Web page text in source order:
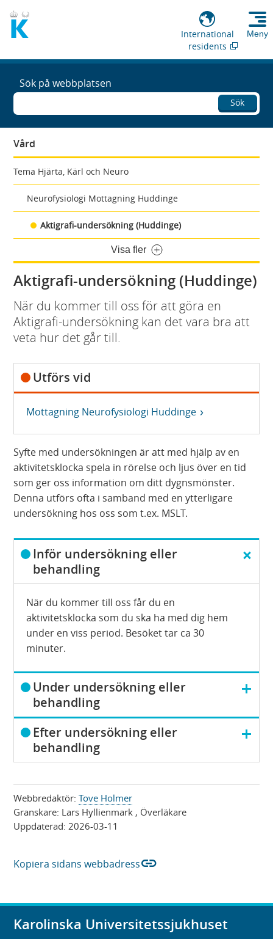
International
residents
Meny
Sök på webbplatsen
Sök
Vård
Tema Hjärta, Kärl och Neuro
Neurofysiologi Mottagning Huddinge
Aktigrafi-undersökning (Huddinge)
Visa fler
Aktigrafi-undersökning (Huddinge)
När du kommer till oss för att göra en
Aktigrafi-undersökning kan det vara bra att
veta hur det går till.
Utförs vid
Mottagning Neurofysiologi Huddinge
Syfte med undersökningen är att med hjälp av en
aktivitetsklocka spela in rörelse och ljus över en tid
som ger oss information om ditt dygnsmönster.
Denna utförs ofta i samband med en ytterligare
undersökning hos oss som t.ex. MSLT.
D
ö
l
j
Inför undersökning eller
behandling
När du kommer till oss får du en
aktivitetsklocka som du ska ha med dig hem
under en viss period. Besöket tar ca 30
minuter.
V
i
s
a
Under undersökning eller
behandling
V
i
s
Efter undersökning eller
behandling
Webbredaktör:Tove Holmer
Granskare: Lars Hyllienmark , Överläkare
Uppdaterad:2026-03-11
Kopiera sidans webbadresslink
Karolinska Universitetssjukhuset